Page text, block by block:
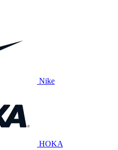
Nike
HOKA